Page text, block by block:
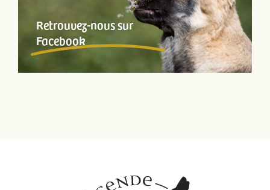
Retrouvez-nous sur
Facebook